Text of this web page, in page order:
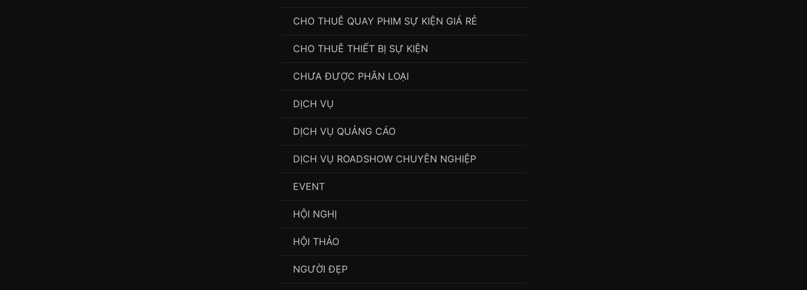
CHO THUÊ QUAY PHIM SỰ KIỆN GIÁ RẺ
CHO THUÊ THIẾT BỊ SỰ KIỆN
CHƯA ĐƯỢC PHÂN LOẠI
DỊCH VỤ
DỊCH VỤ QUẢNG CÁO
DỊCH VỤ ROADSHOW CHUYÊN NGHIỆP
EVENT
HỘI NGHỊ
HỘI THẢO
NGƯỜI ĐẸP